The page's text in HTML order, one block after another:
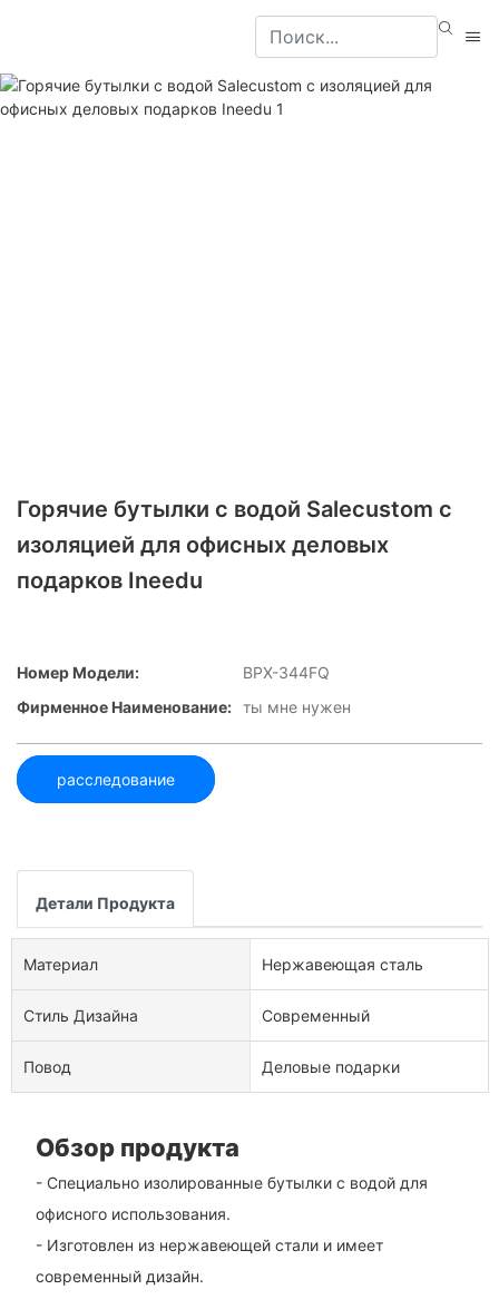
Горячие бутылки с водой Salecustom с
изоляцией для офисных деловых
подарков Ineedu
Номер Модели:
BPX-344FQ
Фирменное Наименование: ты мне нужен
расследование
Детали Продукта
Материал Нержавеющая сталь
Стиль Дизайна Современный
Повод Деловые подарки
Обзор продукта
- Специально изолированные бутылки с водой для
офисного использования.
- Изготовлен из нержавеющей стали и имеет
современный дизайн.